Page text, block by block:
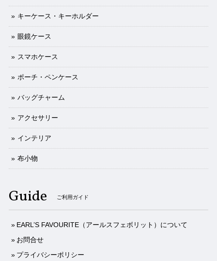
キーケース・キーホルダー
眼鏡ケース
スマホケース
ポーチ・ペンケース
バッグチャーム
アクセサリー
インテリア
布小物
Guide ご利用ガイド
EARL’S FAVOURITE（アールスフェボリット）について
お問合せ
プライバシーポリシー